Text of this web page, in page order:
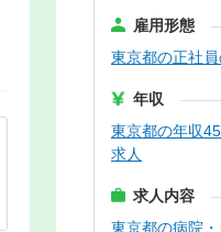
雇用形態
東京都の正社
年収
東京都の年収
求人
求人内容
東京都の病院